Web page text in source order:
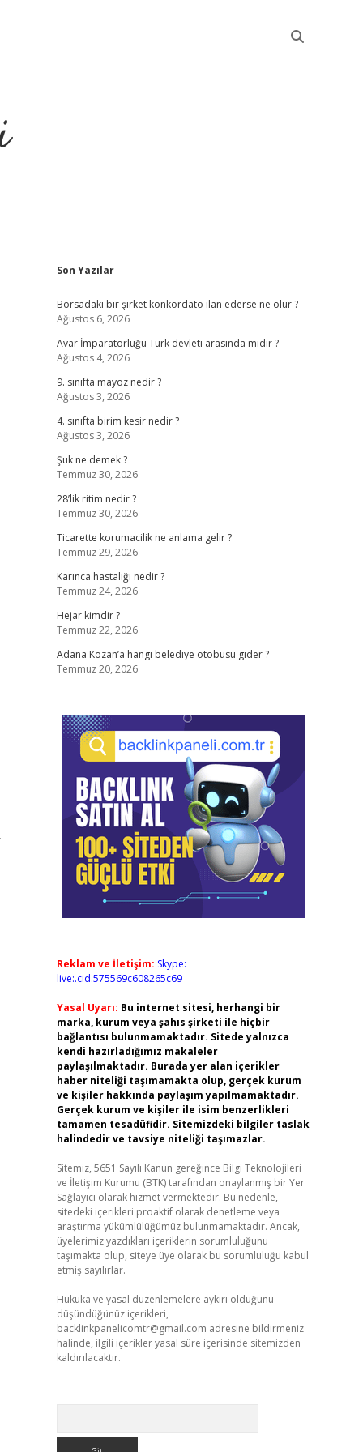
Sidebar
Son Yazılar
Borsadaki bir şirket konkordato ilan ederse ne olur ?
Ağustos 6, 2026
Avar İmparatorluğu Türk devleti arasında mıdır ?
Ağustos 4, 2026
9. sınıfta mayoz nedir ?
Ağustos 3, 2026
4. sınıfta birim kesir nedir ?
Ağustos 3, 2026
Şuk ne demek ?
Temmuz 30, 2026
28’lik ritim nedir ?
Temmuz 30, 2026
Ticarette korumacilik ne anlama gelir ?
Temmuz 29, 2026
Karınca hastalığı nedir ?
Temmuz 24, 2026
Hejar kimdir ?
Temmuz 22, 2026
Adana Kozan’a hangi belediye otobüsü gider ?
Temmuz 20, 2026
Reklam ve İletişim: Skype:
live:.cid.575569c608265c69
Yasal Uyarı: Bu internet sitesi, herhangi bir
marka, kurum veya şahıs şirketi ile hiçbir
bağlantısı bulunmamaktadır. Sitede yalnızca
kendi hazırladığımız makaleler
paylaşılmaktadır. Burada yer alan içerikler
haber niteliği taşımamakta olup, gerçek kurum
ve kişiler hakkında paylaşım yapılmamaktadır.
Gerçek kurum ve kişiler ile isim benzerlikleri
tamamen tesadüfidir. Sitemizdeki bilgiler taslak
halindedir ve tavsiye niteliği taşımazlar.
Sitemiz, 5651 Sayılı Kanun gereğince Bilgi Teknolojileri
ve İletişim Kurumu (BTK) tarafından onaylanmış bir Yer
Sağlayıcı olarak hizmet vermektedir. Bu nedenle,
sitedeki içerikleri proaktif olarak denetleme veya
araştırma yükümlülüğümüz bulunmamaktadır. Ancak,
üyelerimiz yazdıkları içeriklerin sorumluluğunu
taşımakta olup, siteye üye olarak bu sorumluluğu kabul
etmiş sayılırlar.
Hukuka ve yasal düzenlemelere aykırı olduğunu
düşündüğünüz içerikleri,
backlinkpanelicomtr@gmail.com adresine bildirmeniz
halinde, ilgili içerikler yasal süre içerisinde sitemizden
kaldırılacaktır.